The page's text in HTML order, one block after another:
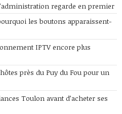
regarde en premier
les boutons apparaissent-
IPTV encore plus
près du Puy du Fou pour un
Toulon avant d’acheter ses